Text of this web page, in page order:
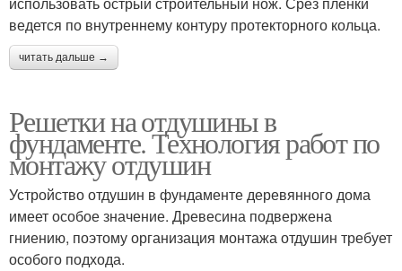
ведется по внутреннему контуру протекторного кольца.
читать дальше →
Решетки на отдушины в
фундаменте. Технология работ по
монтажу отдушин
Устройство отдушин в фундаменте деревянного дома
имеет особое значение. Древесина подвержена
гниению, поэтому организация монтажа отдушин требует
особого подхода.